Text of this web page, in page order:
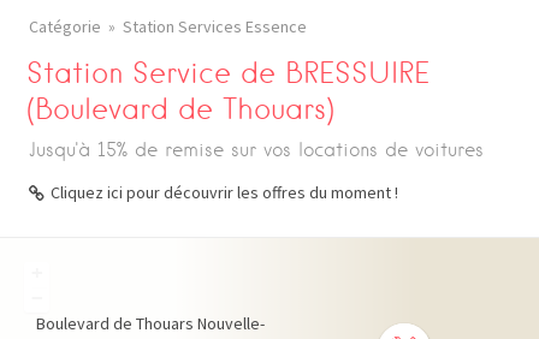
Catégorie Station Services Essence
Station Service de BRESSUIRE
(Boulevard de Thouars)
Jusqu'à 15% de remise sur vos locations de voitures
Cliquez ici pour découvrir les offres du moment !
Boulevard de Thouars Nouvelle-